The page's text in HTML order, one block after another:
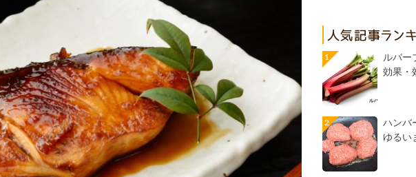
ルバー
効果・
ハンバ
ゆるい